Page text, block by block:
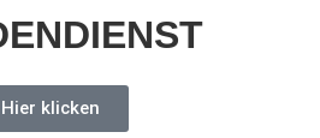
Hier klicken